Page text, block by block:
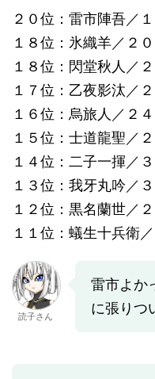
２０位：雷市陣吾／
１８位：氷織羊／２
１８位：閃堂秋人／
１７位：乙夜影汰／
１６位：烏旅人／２
１５位：士道龍聖／
１４位：二子一揮／
１３位：我牙丸吟／
１２位：黒名蘭世／
１１位：蟻生十兵衛
読子さん
雷市よか
に張りつ